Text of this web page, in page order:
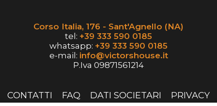
Corso Italia, 176 - Sant'Agnello (NA)
tel: +39 333 590 0185
whatsapp: +39 333 590 0185
e-mail: info@victorshouse.it
P.Iva 09871561214
CONTATTI FAQ DATI SOCIETARI
PRIVACY